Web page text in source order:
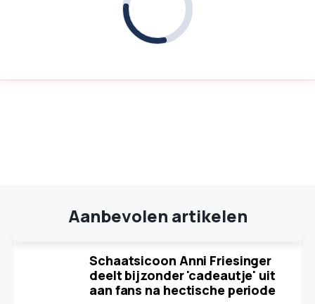
Aanbevolen artikelen
Schaatsicoon Anni Friesinger
deelt bijzonder 'cadeautje' uit
aan fans na hectische periode